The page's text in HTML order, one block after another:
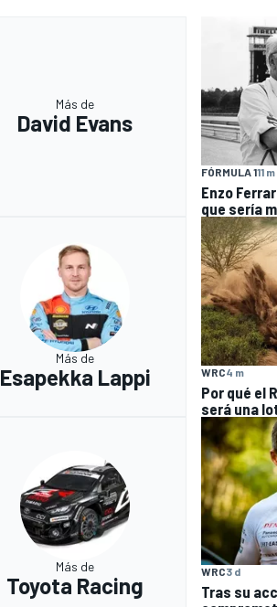
Más de
David Evans
FÓRMULA 111 m
Enzo
que sería
Más de
Esapekka Lappi WRC4 m
Por qué el
será una
Más de
Toyota Racing
WRC3 d
Tras su